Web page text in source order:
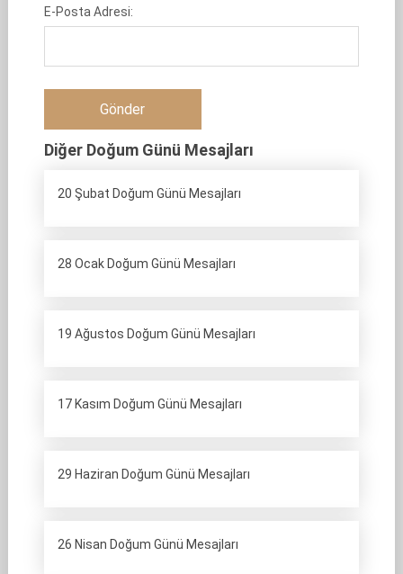
E-Posta Adresi:
Diğer Doğum Günü Mesajları
20 Şubat Doğum Günü Mesajları
28 Ocak Doğum Günü Mesajları
19 Ağustos Doğum Günü Mesajları
17 Kasım Doğum Günü Mesajları
29 Haziran Doğum Günü Mesajları
26 Nisan Doğum Günü Mesajları